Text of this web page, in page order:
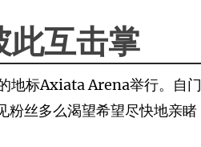
此互击掌
地标Axiata Arena举行。自门
粉丝多么渴望希望尽快地亲睹